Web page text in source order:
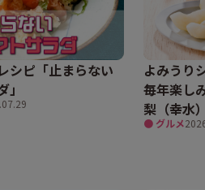
シピ「止まらない
よみうり
毎年楽し
梨（幸水
● グルメ